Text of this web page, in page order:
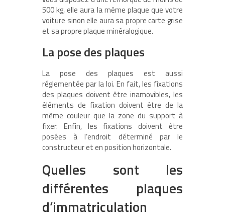
500 kg, elle aura la même plaque que votre
voiture sinon elle aura sa propre carte grise
et sa propre plaque minéralogique.
La pose des plaques
La pose des plaques est aussi
réglementée par la loi. En fait, les fixations
des plaques doivent être inamovibles, les
éléments de fixation doivent être de la
même couleur que la zone du support à
fixer. Enfin, les fixations doivent être
posées à l’endroit déterminé par le
constructeur et en position horizontale.
Quelles sont les
différentes plaques
d’immatriculation